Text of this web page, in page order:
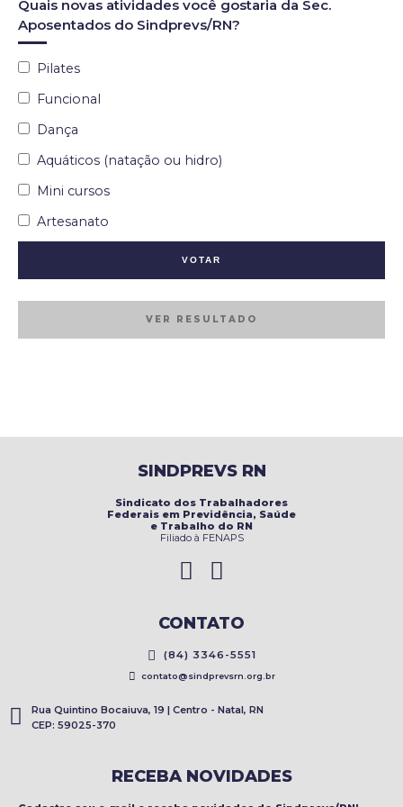
Quais novas atividades você gostaria da Sec.
Aposentados do Sindprevs/RN?
Pilates
Funcional
Dança
Aquáticos (natação ou hidro)
Mini cursos
Artesanato
VER RESULTADO
SINDPREVS RN
Sindicato dos Trabalhadores
Federais em Previdência, Saúde
e Trabalho do RN
Filiado à FENAPS
CONTATO
(84) 3346-5551
contato@sindprevsrn.org.br
Rua Quintino Bocaiuva, 19 | Centro - Natal, RN
CEP: 59025-370
RECEBA NOVIDADES